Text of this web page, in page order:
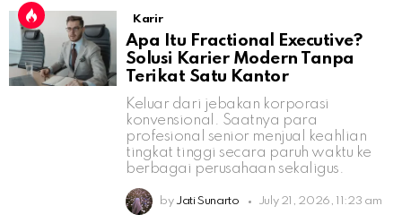
Karir
Apa Itu Fractional Executive?
Solusi Karier Modern Tanpa
Terikat Satu Kantor
Keluar dari jebakan korporasi
konvensional. Saatnya para
profesional senior menjual keahlian
tingkat tinggi secara paruh waktu ke
berbagai perusahaan sekaligus.
by Jati Sunarto July 21, 2026, 11:23 am